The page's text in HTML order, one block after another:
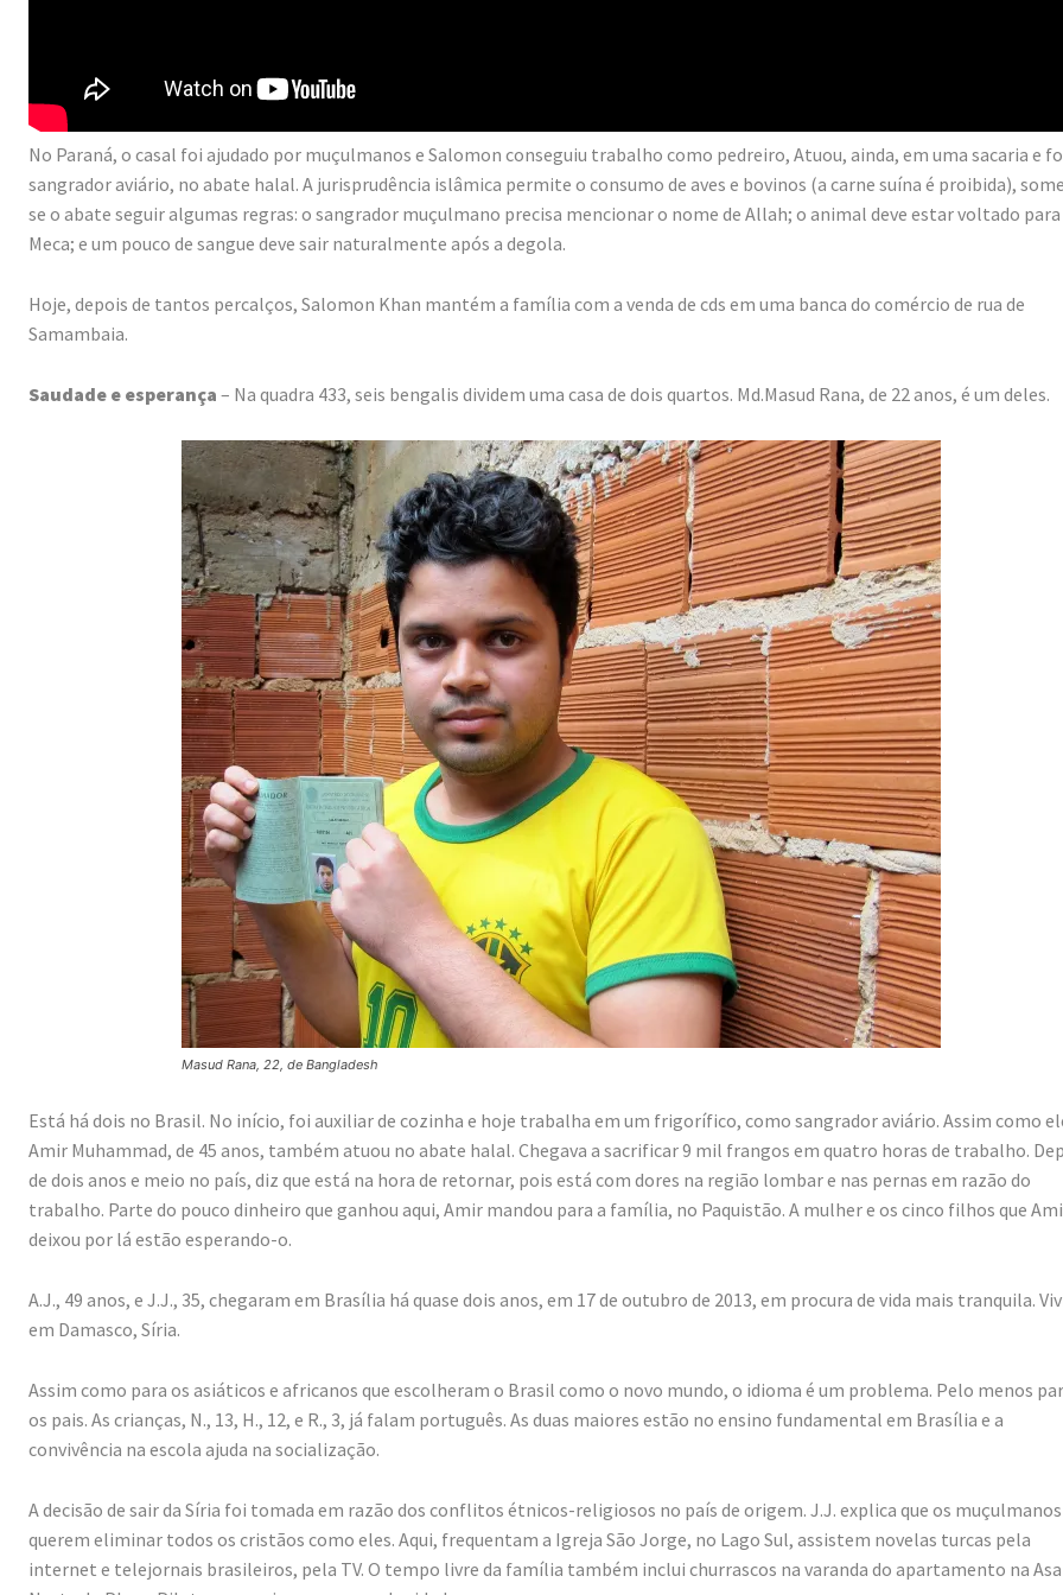
No Paraná, o casal foi ajudado por muçulmanos e Salomon conseguiu trabalho como pedreiro, Atuou, ainda, em uma sacaria e
sangrador aviário, no abate halal. A jurisprudência islâmica permite o consumo de aves e bovinos (a carne suína é proibida),
se o abate seguir algumas regras: o sangrador muçulmano precisa mencionar o nome de Allah; o animal deve estar voltado para
Meca; e um pouco de sangue deve sair naturalmente após a degola.
Hoje, depois de tantos percalços, Salomon Khan mantém a família com a venda de cds em uma banca do comércio de rua de
Samambaia.
Saudade e esperança – Na quadra 433, seis bengalis dividem uma casa de dois quartos. Md.Masud Rana, de 22 anos, é um deles.
Masud Rana, 22, de Bangladesh
Está há dois no Brasil. No início, foi auxiliar de cozinha e hoje trabalha em um frigorífico, como sangrador aviário. Assim como
Amir Muhammad, de 45 anos, também atuou no abate halal. Chegava a sacrificar 9 mil frangos em quatro horas de trabalho.
de dois anos e meio no país, diz que está na hora de retornar, pois está com dores na região lombar e nas pernas em razão do
trabalho. Parte do pouco dinheiro que ganhou aqui, Amir mandou para a família, no Paquistão. A mulher e os cinco filhos que
deixou por lá estão esperando-o.
A.J., 49 anos, e J.J., 35, chegaram em Brasília há quase dois anos, em 17 de outubro de 2013, em procura de vida mais tranquila.
em Damasco, Síria.
Assim como para os asiáticos e africanos que escolheram o Brasil como o novo mundo, o idioma é um problema. Pelo menos
os pais. As crianças, N., 13, H., 12, e R., 3, já falam português. As duas maiores estão no ensino fundamental em Brasília e a
convivência na escola ajuda na socialização.
A decisão de sair da Síria foi tomada em razão dos conflitos étnicos-religiosos no país de origem. J.J. explica que os muçulmanos
querem eliminar todos os cristãos como eles. Aqui, frequentam a Igreja São Jorge, no Lago Sul, assistem novelas turcas pela
internet e telejornais brasileiros, pela TV. O tempo livre da família também inclui churrascos na varanda do apartamento na Asa